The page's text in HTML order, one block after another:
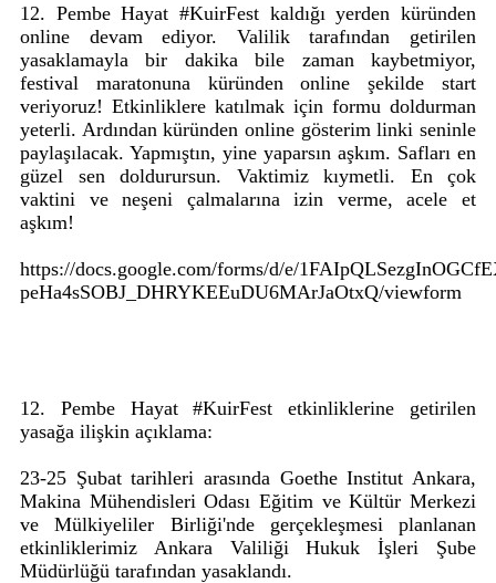
12. Pembe Hayat #KuirFest kaldığı yerden küründen
online devam ediyor. Valilik tarafından getirilen
yasaklamayla bir dakika bile zaman kaybetmiyor,
festival maratonuna küründen online şekilde start
veriyoruz! Etkinliklere katılmak için formu doldurman
yeterli. Ardından küründen online gösterim linki seninle
paylaşılacak. Yapmıştın, yine yaparsın aşkım. Safları en
güzel sen doldurursun. Vaktimiz kıymetli. En çok
vaktini ve neşeni çalmalarına izin verme, acele et
aşkım!
https://docs.google.com/forms/d/e/
peHa4sSOBJ_DHRYKEEuDU6MArJaOtxQ/viewform
12. Pembe Hayat #KuirFest etkinliklerine getirilen
yasağa ilişkin açıklama:
23-25 Şubat tarihleri arasında Goethe Institut Ankara,
Makina Mühendisleri Odası Eğitim ve Kültür Merkezi
ve Mülkiyeliler Birliği'nde gerçekleşmesi planlanan
etkinliklerimiz Ankara Valiliği Hukuk İşleri Şube
Müdürlüğü tarafından yasaklandı.